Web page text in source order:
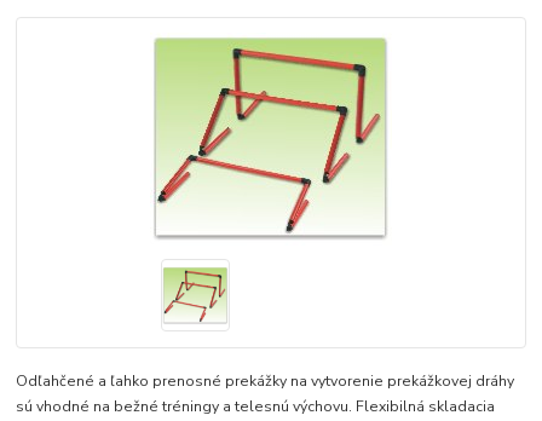
Odľahčené a ľahko prenosné prekážky na vytvorenie prekážkovej dráhy
sú vhodné na bežné tréningy a telesnú výchovu. Flexibilná skladacia